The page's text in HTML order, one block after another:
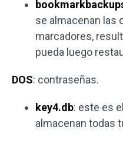
se almacenan las
marcadores,
pueda luego
DOS: contraseñas.
key4.db: este es
almacenan todas